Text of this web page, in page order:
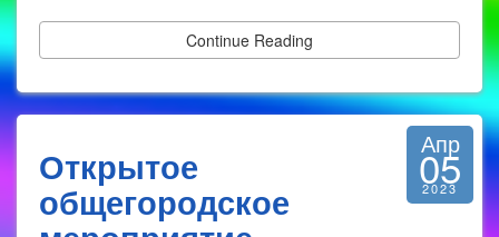
Continue Reading
Открытое
общегородское
Апр
05
2023